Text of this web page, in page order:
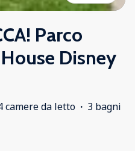
Parco
Disney
camere da letto · 3 bagni